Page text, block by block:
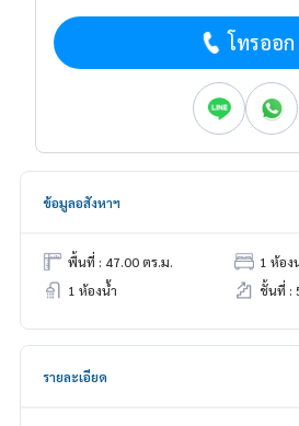
โทรออก
ข้อมูลอสังหาฯ
พื้นที่ : 47.00 ตร.ม.
1 ห้อง
1 ห้องน้ำ
ชั้นที่ :
รายละเอียด